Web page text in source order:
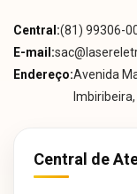
Central:(81) 99306-
E-mail:
Endereço:Avenida
Central de